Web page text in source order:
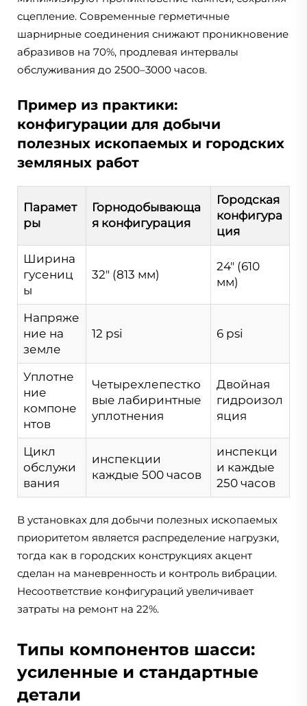
сцепление. Современные герметичные
шарнирные соединения снижают проникновение
абразивов на 70%, продлевая интервалы
обслуживания до 2500–3000 часов.
Пример из практики:
конфигурации для добычи
полезных ископаемых и городских
земляных работ
Парамет
ры
Горнодобывающа
я конфигурация
Городская
конфигура
ция
Ширина
гусениц
ы
32" (813 мм)
24" (610
мм)
Напряже
ние на
земле
12 psi 6 psi
Уплотне
ние
компоне
нтов
Четырехлепестко
вые лабиринтные
уплотнения
Двойная
гидроизол
яция
Цикл
обслужи
вания
инспекции
каждые 500 часов
инспекци
и каждые
250 часов
В установках для добычи полезных ископаемых
приоритетом является распределение нагрузки,
тогда как в городских конструкциях акцент
сделан на маневренность и контроль вибрации.
Несоответствие конфигураций увеличивает
затраты на ремонт на 22%.
Типы компонентов шасси:
усиленные и стандартные
детали